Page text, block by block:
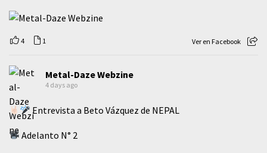
4 1 Ver en Facebook
Metal-Daze Webzine
4 days ago
Entrevista a Beto Vázquez de NEPAL
Adelanto N° 2